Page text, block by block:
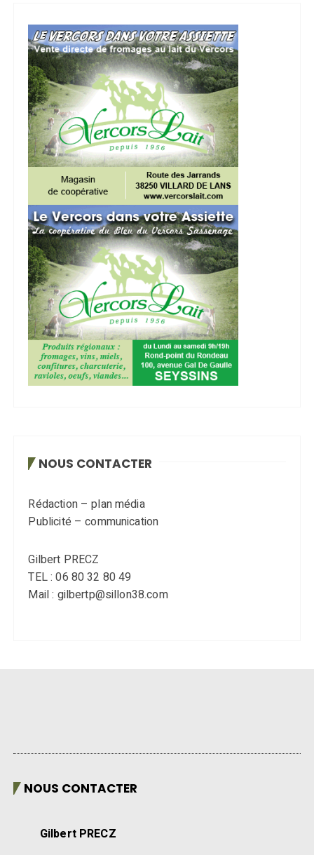
NOUS CONTACTER
Rédaction – plan média
Publicité – communication
Gilbert PRECZ
TEL : 06 80 32 80 49
Mail : gilbertp@sillon38.com
NOUS CONTACTER
Gilbert PRECZ